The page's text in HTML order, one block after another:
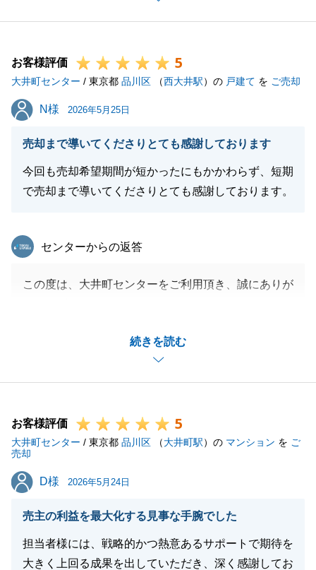
き、安心してお任せできたとのお言葉を頂戴できまし
たことは、不動産営業担当としてこの上ない喜びであ
大切なご資産のご売却という人生の大きな節目におい
て、お客様に寄り添い、不安を感じることなく進めて
いただけるよう心がけておりましたので、そのような
温かいお言葉をいただけたことが何よりの励みになり
ます。
に、今後も大井町センター一丸となって、より質の高
いサービスを提供してまいります。
ますよう心よりお祈り申し上げます。
今後とも、末永いお付き合いをよろしくお願いいたし
ます。
閉じる
お客様評価 5
大井町センター / 東京都 品川区 （西大井駅）の 戸建て を ご売却
N様
N様 2026年5月25日
売却まで導いてくださりとても感謝しております
今回も売却希望期間が短かったにもかかわらず、短期
で売却まで導いてくださりとても感謝しております。
続きを読む
東急リバブル
センターからの返答
この度は、大井町センターをご利用頂き、誠にありが
今後も何かお困り事があれば、ご相談レベルからで構
わないので、お気軽にお申し付け下さいませ。
引き続き、宜しくお願い致します。
閉じる
お客様評価 5
大井町センター / 東京都 品川区 （大井町駅）の マンション を ご
売却
D様
D様 2026年5月24日
売主の利益を最大化する見事な手腕でした
担当者様には、戦略的かつ熱意あるサポートで期待を
大きく上回る成果を出していただき、深く感謝してお